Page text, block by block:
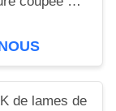
de queue
de lames de